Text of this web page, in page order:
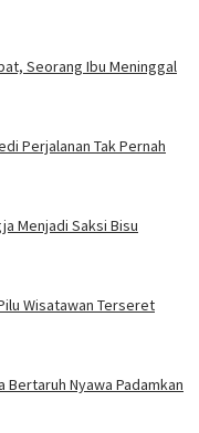
Seorang Ibu Meninggal
Perjalanan Tak Pernah
Menjadi Saksi Bisu
Wisatawan Terseret
Bertaruh Nyawa Padamkan